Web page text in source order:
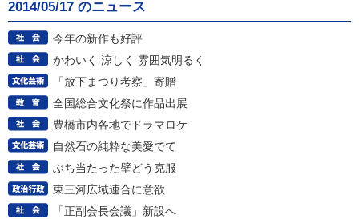
2014/05/17 のニュース
今年の新作も好評
かわいく 涼しく 雰囲気明るく
「放下まつり考察」寄贈
全国総合文化祭に作品出展
豊橋市内各地でドラマロケ
自然石の純粋な美愛でて
ぶち当たった壁どう克服
東三河広域連合に意欲
「正副会長会議」新設へ